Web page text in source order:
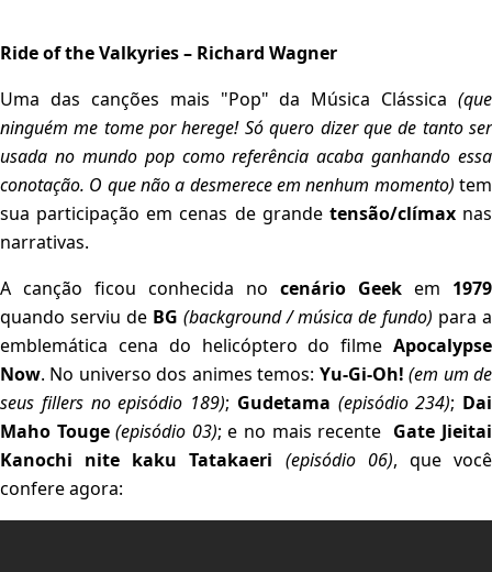
Ride of the Valkyries – Richard Wagner
Uma das canções mais "Pop" da Música Clássica (que
ninguém me tome por herege! Só quero dizer que de tanto ser
usada no mundo pop como referência acaba ganhando essa
conotação. O que não a desmerece em nenhum momento) tem
sua participação em cenas de grandetensão/clímaxnas
narrativas.
A canção ficou conhecida no cenário Geek em 1979
quando serviu de BG (background / música de fundo) para a
emblemática cena do helicóptero do filme Apocalypse
Now. No universo dos animes temos: Yu-Gi-Oh!(em um de
seus fillers no episódio 189); Gudetama (episódio 234); Dai
Maho Touge (episódio 03); e no mais recente Gate Jieitai
Kanochi nite kaku Tatakaeri (episódio 06), que você
confere agora: